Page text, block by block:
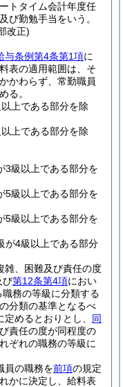
トタイム会計年度任
び勤勉手当をいう。
改正)
与条例第4条第1項に
表の適用範囲は、そ
かわらず、常勤職員
る。
上である部分を除
上である部分を除
3級以上である部分を
5級以上である部分を
5級以上である部分を
が4級以上である部分
雑、困難及び責任の度
び第12条第4項におい
職務の等級に分類する
分類の基準となるべ
定めるとおりとし、 同
責任の度が同程度の
ぞれの職務の等級に
員の職務を前項の規定
かに決定し、給料表